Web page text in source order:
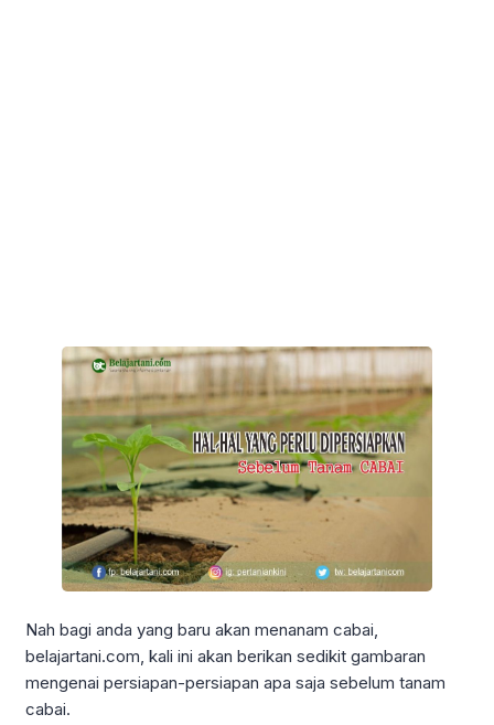
Nah bagi anda yang baru akan menanam cabai,
belajartani.com, kali ini akan berikan sedikit gambaran
mengenai persiapan-persiapan apa saja sebelum tanam
cabai.